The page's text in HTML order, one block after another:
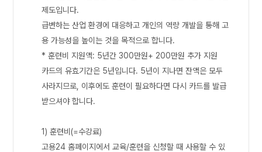
제도입니다.
급변하는 산업 환경에 대응하고 개인의 역량 개발을 통해 고
용 가능성을 높이는 것을 목적으로 합니다.
* 훈련비 지원액: 5년간 300만원+ 200만원 추가 지원
카드의 유효기간은 5년입니다. 5년이 지나면 잔액은 모두
사라지므로, 이후에도 훈련이 필요하다면 다시 카드를 발급
받으셔야 합니다.
1) 훈련비(=수강료)
고용24 홈페이지에서 교육/훈련을 신청할 때 사용할 수 있